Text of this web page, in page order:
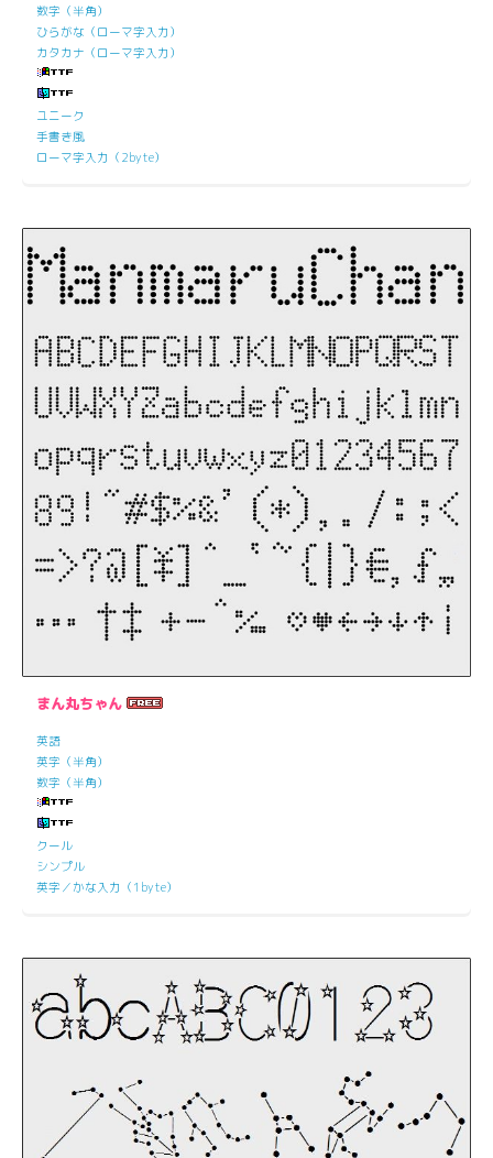
数字（半角）
ひらがな（ローマ字入力）
カタカナ（ローマ字入力）
ユニーク
手書き風
ローマ字入力（2byte）
まん丸ちゃん
英語
英字（半角）
数字（半角）
クール
シンプル
英字／かな入力（1byte）